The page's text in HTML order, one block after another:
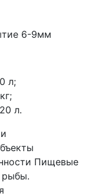
6-9мм
л;
л.
Пищевые
рыбы.